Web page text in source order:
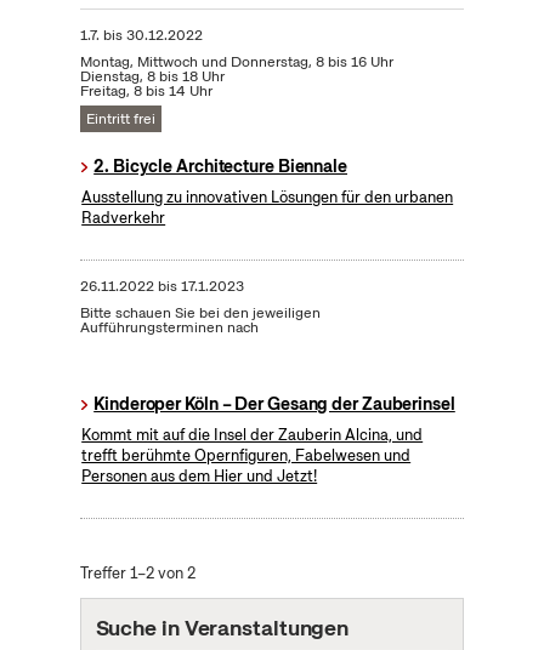
1.7. bis30.12.2022
Montag, Mittwoch und Donnerstag, 8 bis 16 Uhr
Dienstag, 8 bis 18 Uhr
Freitag, 8 bis 14 Uhr
Eintritt frei
2. Bicycle Architecture Biennale
Ausstellung zu innovativen Lösungen für den urbanen
Radverkehr
26.11.2022bis17.1.2023
Bitte schauen Sie bei den jeweiligen
Aufführungsterminen nach
Kinderoper Köln – Der Gesang der Zauberinsel
Kommt mit auf die Insel der Zauberin Alcina, und
trefft berühmte Opernfiguren, Fabelwesen und
Personen aus dem Hier und Jetzt!
Treffer 1–2 von 2
Suche in Veranstaltungen